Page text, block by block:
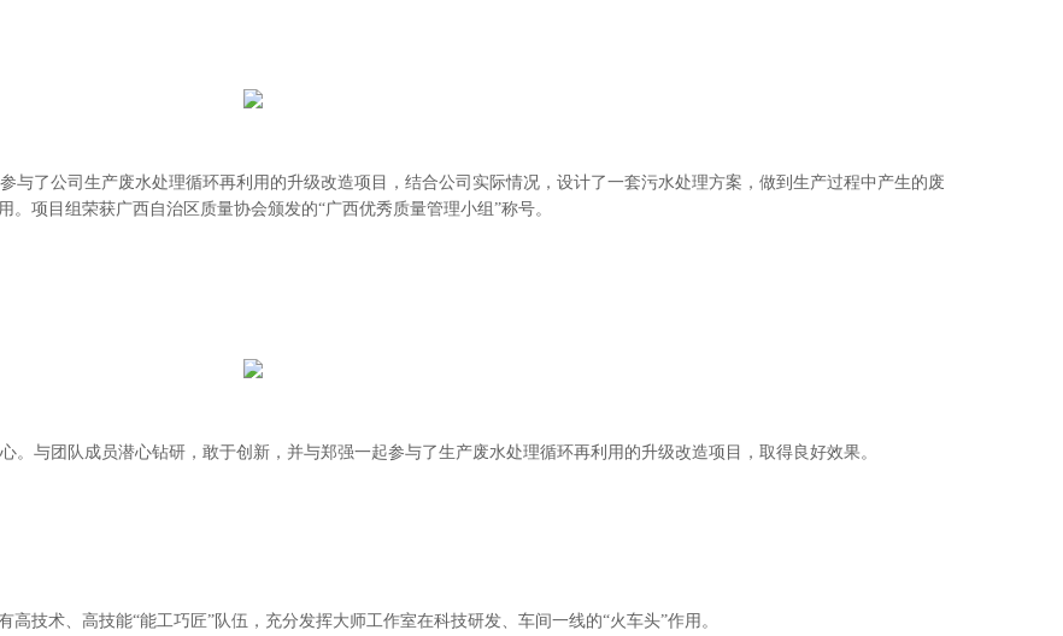
与了公司生产废水处理循环再利用的升级改造项目，结合公司实际情况，设计了一套污水处理方案，做到生产过程中产生的废
项目组荣获广西自治区质量协会颁发的“广西优秀质量管理小组”称号。
。与团队成员潜心钻研，敢于创新，并与郑强一起参与了生产废水处理循环再利用的升级改造项目，取得良好效果。
技术、高技能“能工巧匠”队伍，充分发挥大师工作室在科技研发、车间一线的“火车头”作用。